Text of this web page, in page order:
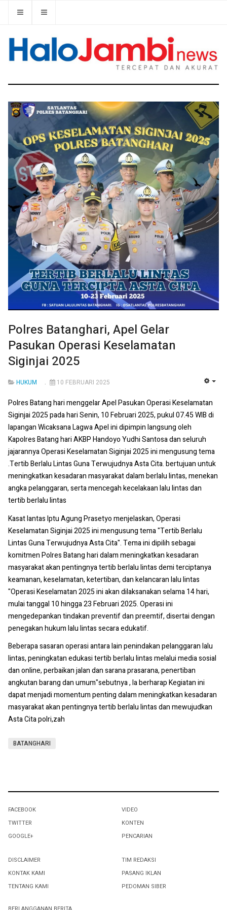
Polres Batanghari, Apel Gelar
Pasukan Operasi Keselamatan
Siginjai 2025
HUKUM 10 FEBRUARI 2025
Polres Batang hari menggelar Apel Pasukan Operasi Keselamatan
Siginjai 2025 pada hari Senin, 10 Februari 2025, pukul 07.45 WIB di
lapangan Wicaksana Lagwa Apel ini dipimpin langsung oleh
Kapolres Batang hari AKBP Handoyo Yudhi Santosa dan seluruh
jajarannya Operasi Keselamatan Siginjai 2025 ini mengusung tema
.Tertib Berlalu Lintas Guna Terwujudnya Asta Cita. bertujuan untuk
meningkatkan kesadaran masyarakat dalam berlalu lintas, menekan
angka pelanggaran, serta mencegah kecelakaan lalu lintas dan
tertib berlalu lintas
Kasat lantas Iptu Agung Prasetyo menjelaskan, Operasi
Keselamatan Siginjai 2025 ini mengusung tema "Tertib Berlalu
Lintas Guna Terwujudnya Asta Cita". Tema ini dipilih sebagai
komitmen Polres Batang hari dalam meningkatkan kesadaran
masyarakat akan pentingnya tertib berlalu lintas demi terciptanya
keamanan, keselamatan, ketertiban, dan kelancaran lalu lintas
"Operasi Keselamatan 2025 ini akan dilaksanakan selama 14 hari,
mulai tanggal 10 hingga 23 Februari 2025. Operasi ini
mengedepankan tindakan preventif dan preemtif, disertai dengan
penegakan hukum lalu lintas secara edukatif.
Beberapa sasaran operasi antara lain penindakan pelanggaran lalu
lintas, peningkatan edukasi tertib berlalu lintas melalui media sosial
dan online, perbaikan jalan dan sarana prasarana, penertiban
angkutan barang dan umum"sebutnya , Ia berharap Kegiatan ini
dapat menjadi momentum penting dalam meningkatkan kesadaran
masyarakat akan pentingnya tertib berlalu lintas dan mewujudkan
Asta Cita polri,zah
BATANGHARI
FACEBOOK
TWITTER
GOOGLE+
VIDEO
KONTEN
PENCARIAN
DISCLAIMER
KONTAK KAMI
TENTANG KAMI
TIM REDAKSI
PASANG IKLAN
PEDOMAN SIBER